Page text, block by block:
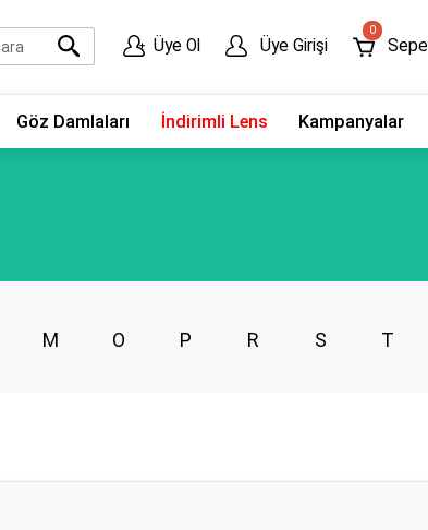
Üye Ol Üye Girişi
0
Göz Damlaları İndirimli Lens Kampanyalar
M O P R S T